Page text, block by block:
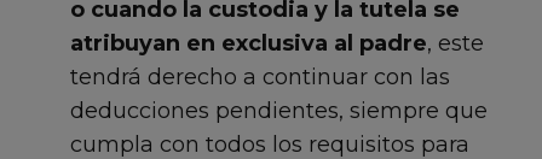
o cuando la custodia y la tutela se
atribuyan en exclusiva al padre, este
tendrá derecho a continuar con las
deducciones pendientes, siempre que
cumpla con todos los requisitos para